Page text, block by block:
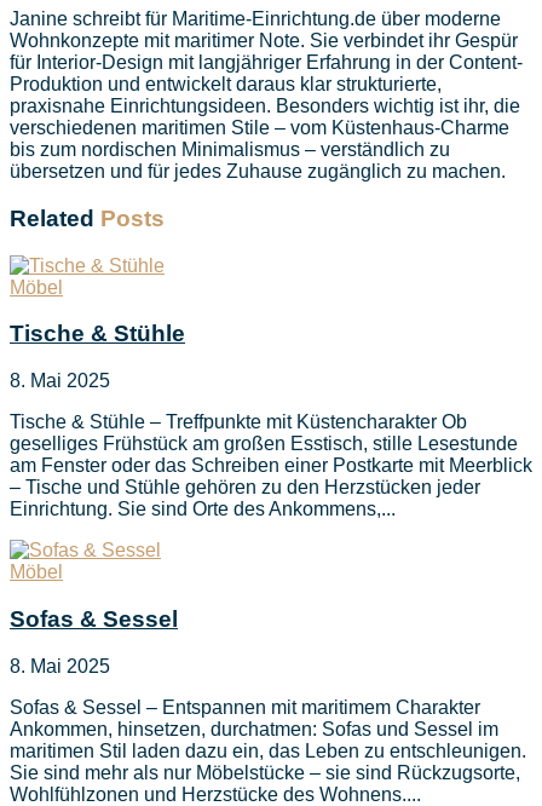
Janine schreibt für Maritime-Einrichtung.de über moderne
Wohnkonzepte mit maritimer Note. Sie verbindet ihr Gespür
für Interior-Design mit langjähriger Erfahrung in der Content-
Produktion und entwickelt daraus klar strukturierte,
praxisnahe Einrichtungsideen. Besonders wichtig ist ihr, die
verschiedenen maritimen Stile – vom Küstenhaus-Charme
bis zum nordischen Minimalismus – verständlich zu
übersetzen und für jedes Zuhause zugänglich zu machen.
Related Posts
Möbel
Tische & Stühle
8. Mai 2025
Tische & Stühle – Treffpunkte mit Küstencharakter Ob
geselliges Frühstück am großen Esstisch, stille Lesestunde
am Fenster oder das Schreiben einer Postkarte mit Meerblick
– Tische und Stühle gehören zu den Herzstücken jeder
Einrichtung. Sie sind Orte des Ankommens,...
Möbel
Sofas & Sessel
8. Mai 2025
Sofas & Sessel – Entspannen mit maritimem Charakter
Ankommen, hinsetzen, durchatmen: Sofas und Sessel im
maritimen Stil laden dazu ein, das Leben zu entschleunigen.
Sie sind mehr als nur Möbelstücke – sie sind Rückzugsorte,
Wohlfühlzonen und Herzstücke des Wohnens....